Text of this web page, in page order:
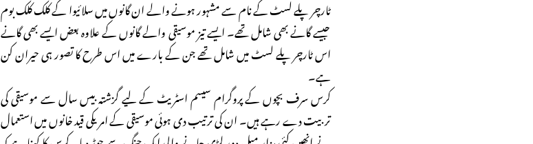
ٹارچر پلے لسٹ کے نام سے مشہور ہونے والے ان گانوں میں سلائیوا کے کلک کلک بوم
جیسے گانے بھی شامل تھے۔ ایسے تیز موسیقی والے گانوں کے علاوہ بعض ایسے بھی گانے
اس ٹارچر پلے لسٹ میں شامل تھے جن کے بارے میں اس طرح کا تصور ہی حیران کن
ہے۔
کرس سرف بچوں کے پروگرام سیسم اسٹریٹ کے لیے گزشتہ بیس سال سے موسیقی کی
تربیت دے رہے ہیں۔ ان کی ترتیب دی ہوئی موسیقی کے امریکی قید خانوں میں استعمال